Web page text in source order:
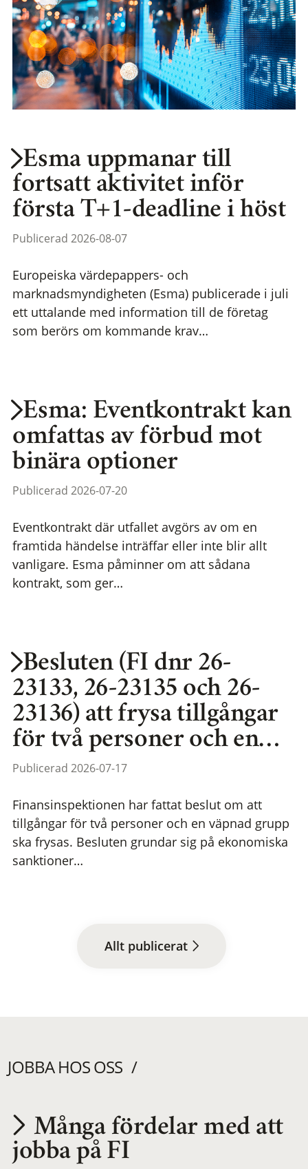
Esma uppmanar till
fortsatt aktivitet inför
första T+1-deadline i höst
Publicerad 2026-08-07
Europeiska värdepappers- och
marknadsmyndigheten (Esma) publicerade i juli
ett uttalande med information till de företag
som berörs om kommande krav…
Esma: Eventkontrakt kan
omfattas av förbud mot
binära optioner
Publicerad 2026-07-20
Eventkontrakt där utfallet avgörs av om en
framtida händelse inträffar eller inte blir allt
vanligare. Esma påminner om att sådana
kontrakt, som ger…
Besluten (FI dnr 26-
23133, 26-23135 och 26-
23136) att frysa tillgångar
för två personer och en…
Publicerad 2026-07-17
Finansinspektionen har fattat beslut om att
tillgångar för två personer och en väpnad grupp
ska frysas. Besluten grundar sig på ekonomiska
sanktioner…
Allt publicerat
JOBBA HOS OSS
Utvecklas på en
Många fördelar med att
jobba på FI